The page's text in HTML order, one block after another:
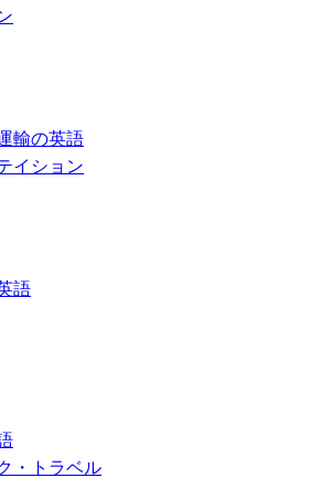
輸の英語
イション
語
・トラベル